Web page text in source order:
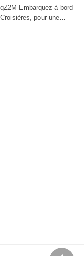
Embarquez à bord
pour une…